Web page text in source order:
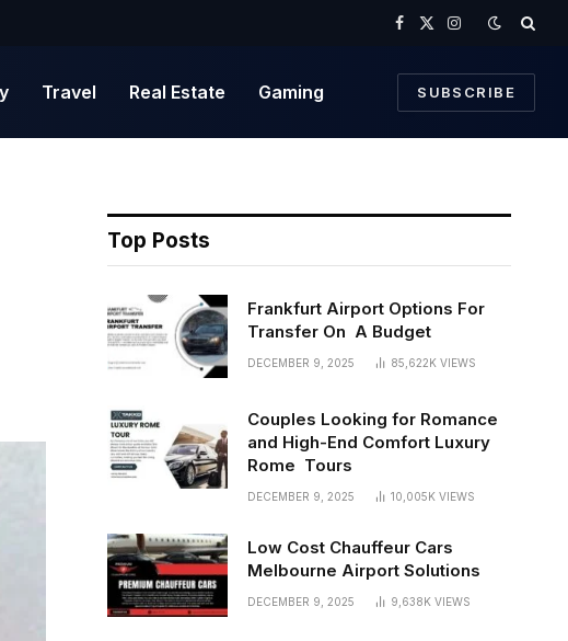
Facebook
X
Instagram
Travel Real Estate Gaming SUBSCRIBE
Top Posts
Frankfurt Airport Options For
Transfer On A Budget
DECEMBER 9, 2025 85,622K VIEWS
Couples Looking for Romance
and High-End Comfort Luxury
Rome Tours
DECEMBER 9, 2025 10,005K VIEWS
Low Cost Chauffeur Cars
Melbourne Airport Solutions
DECEMBER 9, 2025 9,638K VIEWS